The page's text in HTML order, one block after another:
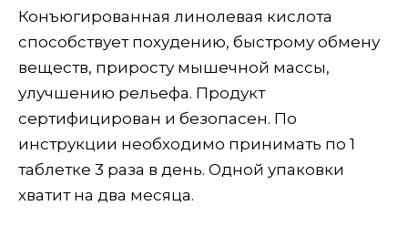
Конъюгированная линолевая кислота
способствует похудению, быстрому обмену
веществ, приросту мышечной массы,
улучшению рельефа. Продукт
сертифицирован и безопасен. По
инструкции необходимо принимать по 1
таблетке 3 раза в день. Одной упаковки
хватит на два месяца.